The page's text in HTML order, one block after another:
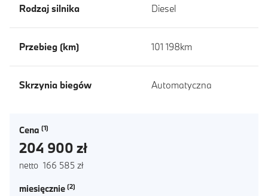
Rodzaj silnika Diesel
Przebieg (km) 101 198km
Skrzynia biegów Automatyczna
Cena
204 900 zł
netto 166 585 zł
miesięcznie